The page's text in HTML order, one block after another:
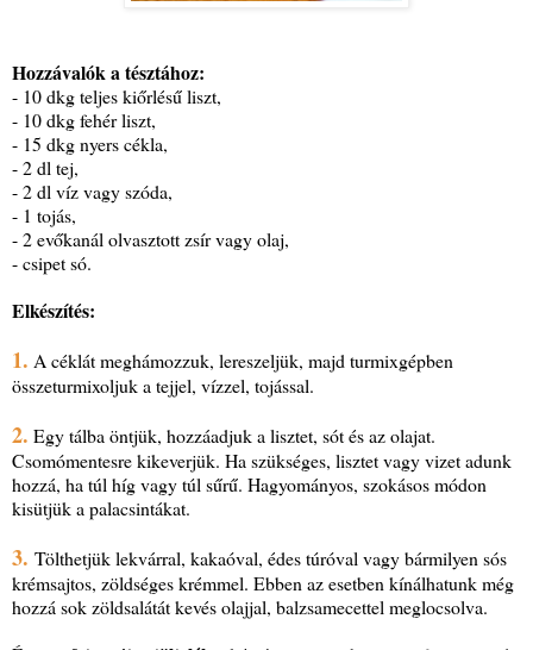
Hozzávalók a tésztához:
- 10 dkg teljes kiőrlésű liszt,
- 10 dkg fehér liszt,
- 15 dkg nyers cékla,
- 2 dl tej,
- 2 dl víz vagy szóda,
- 1 tojás,
- 2 evőkanál olvasztott zsír vagy olaj,
- csipet só.
Elkészítés:
1. A céklát meghámozzuk, lereszeljük, majd turmixgépben
összeturmixoljuk a tejjel, vízzel, tojással.
2. Egy tálba öntjük, hozzáadjuk a lisztet, sót és az olajat.
Csomómentesre kikeverjük. Ha szükséges, lisztet vagy vizet adunk
hozzá, ha túl híg vagy túl sűrű. Hagyományos, szokásos módon
kisütjük a palacsintákat.
3. Tölthetjük lekvárral, kakaóval, édes túróval vagy bármilyen sós
krémsajtos, zöldséges krémmel. Ebben az esetben kínálhatunk még
hozzá sok zöldsalátát kevés olajjal, balzsamecettel meglocsolva.